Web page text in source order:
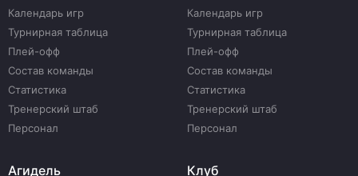
Календарь игр
Турнирная таблица
Плей-офф
Состав команды
Статистика
Тренерский штаб
Персонал
Календарь игр
Турнирная таблица
Плей-офф
Состав команды
Статистика
Тренерский штаб
Персонал
Агидель Клуб